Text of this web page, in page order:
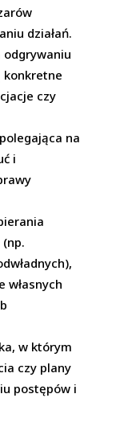
działań.
odgrywaniu
konkretne
czy
na
i
własnych
w którym
czy plany
postępów i